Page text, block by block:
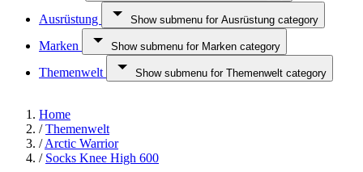
Ausrüstung Show submenu for Ausrüstung category
Marken Show submenu for Marken category
Themenwelt Show submenu for Themenwelt category
Home
/ Themenwelt
/ Arctic Warrior
/ Socks Knee High 600